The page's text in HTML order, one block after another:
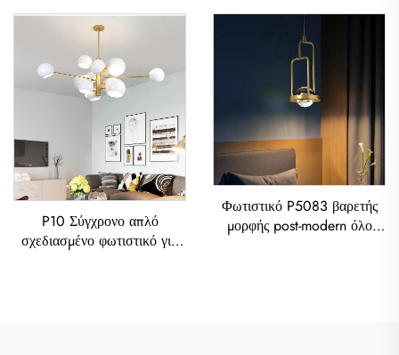
φωτιστικό με LED
χαλκό για εστιατόρια και
ζωντανό δωμάτιο Σύγχρονο
Γυαλινό Φύλλο Λύχνισμα
P10 Σύγχρονο απλό
σχεδιασμένο φωτιστικό για
Φωτιστικό P5083 βαρετής
μορφής post-modern όλο